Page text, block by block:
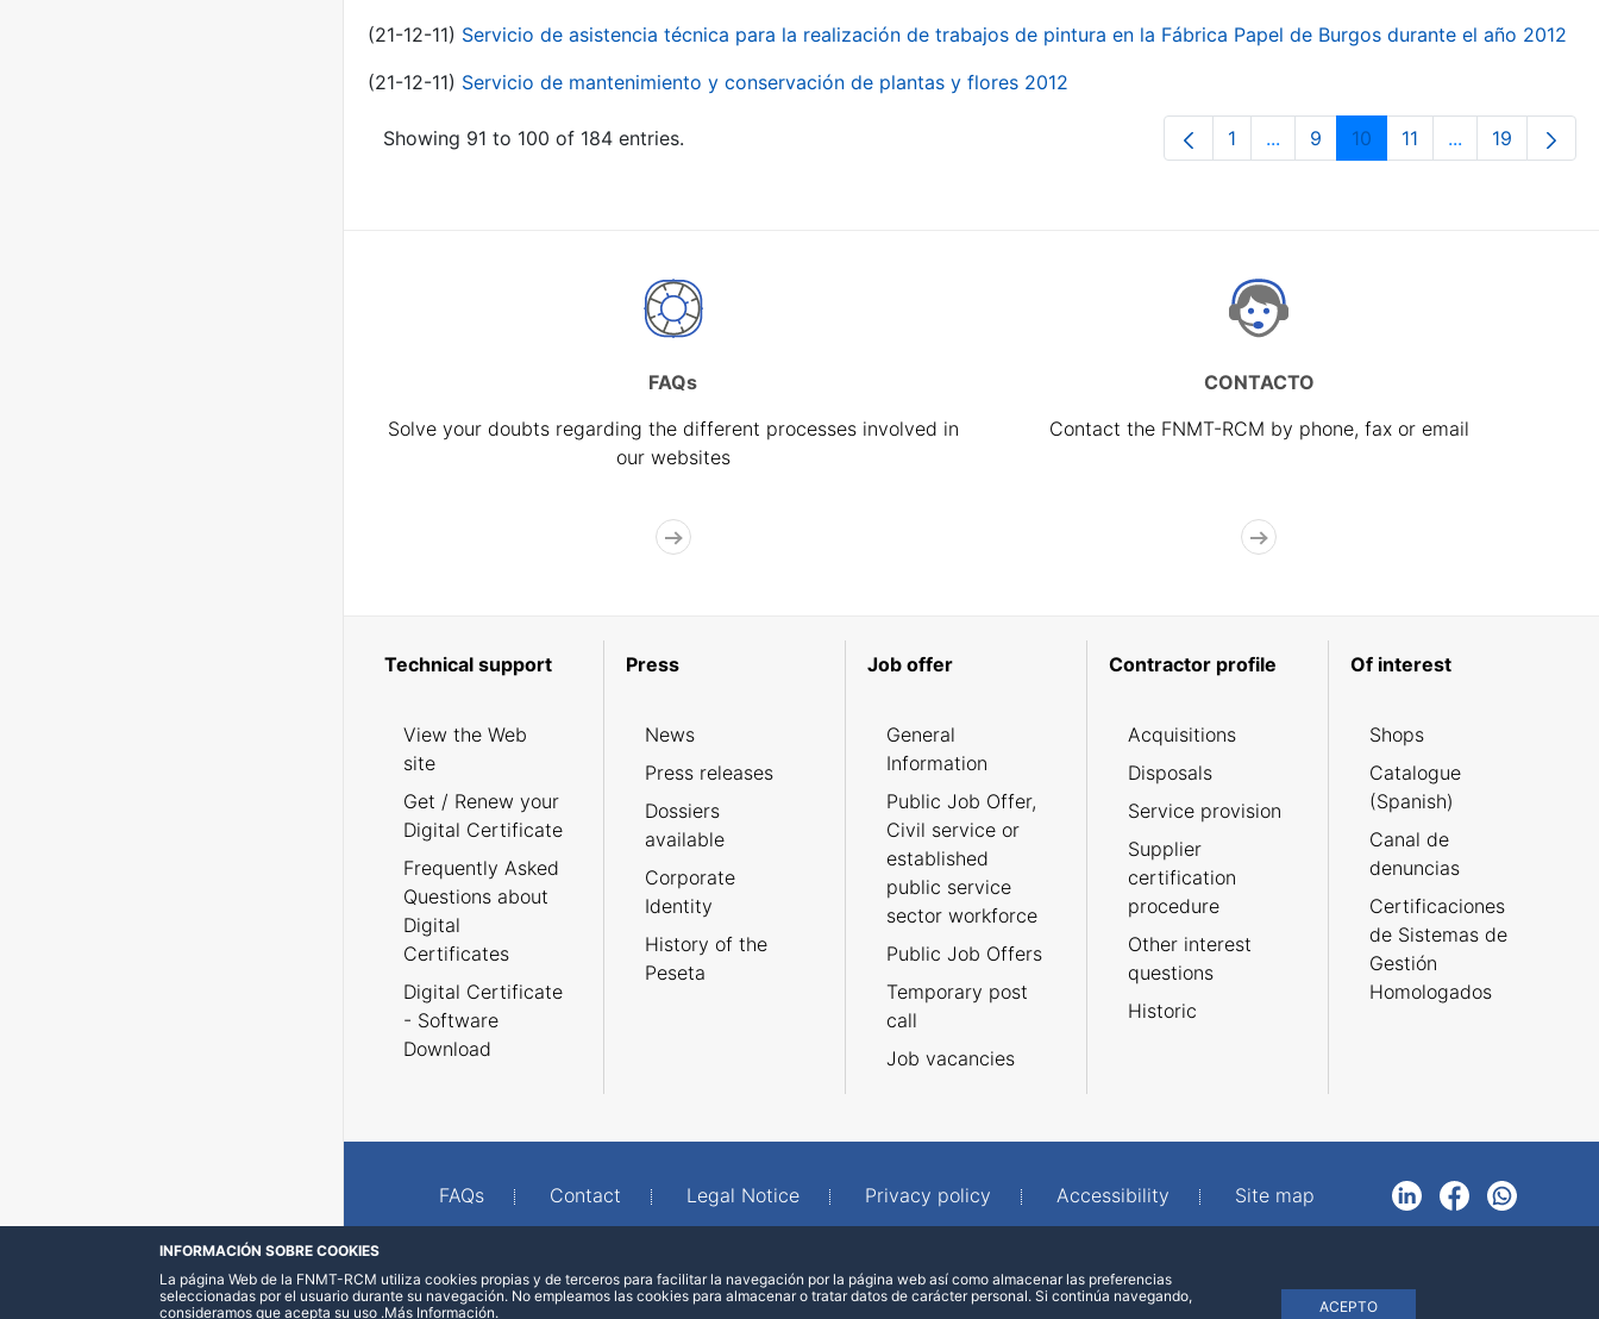
(21-12-11) Servicio de asistencia técnica para la realización de trabajos de pintura en la Fábrica Papel de Burgos durante el año 2012
(21-12-11) Servicio de mantenimiento y conservación de plantas y flores 2012
Showing 91 to 100 of 184 entries. Page
1 ...Intermediate Pages Use TAB to
Page
9 Page
10 Page
11 ...Intermediate
Page
19
FAQs
Solve your doubts regarding the different processes involved in
our websites
CONTACTO
Contact the FNMT-RCM by phone, fax or email
Technical support
View the Web
site
Get / Renew your
Digital Certificate
Frequently Asked
Questions about
Digital
Certificates
Digital Certificate
- Software
Download
Press
News
Press releases
Dossiers
available
Corporate
Identity
History of the
Peseta
Job offer
General
Information
Public Job Offer,
Civil service or
established
public service
sector workforce
Public Job Offers
Temporary post
call
Job vacancies
Contractor profile
Acquisitions
Disposals
Service provision
Supplier
certification
procedure
Other interest
questions
Historic
Of interest
Shops
Catalogue
(Spanish)
Canal de
denuncias
Certificaciones
de Sistemas de
Gestión
Homologados
FAQs Contact Legal Notice Privacy policy Accessibility Site map
LinkedInFacebookWhatsApp
INFORMACIÓN SOBRE COOKIES
La página Web de la FNMT-RCM utiliza cookies propias y de terceros para facilitar la navegación por la página web así como almacenar las preferencias
seleccionadas por el usuario durante su navegación. No empleamos las cookies para almacenar o tratar datos de carácter personal. Si continúa navegando,
consideramos que acepta su uso
ACEPTO
.Más Información.